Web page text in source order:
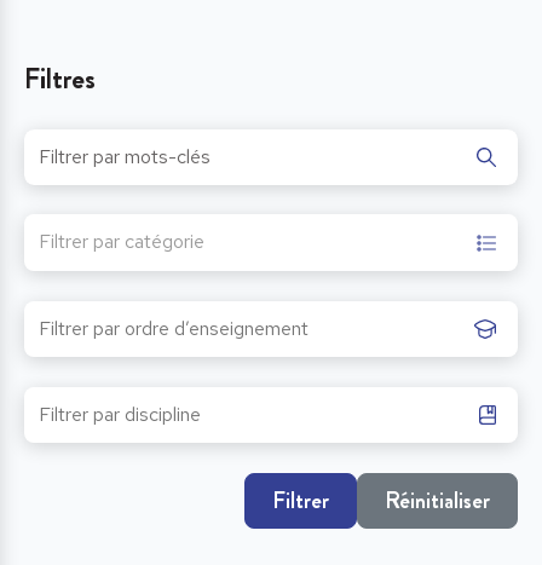
Filtres
Filtrer par catégorie
Filtrer Réinitialiser